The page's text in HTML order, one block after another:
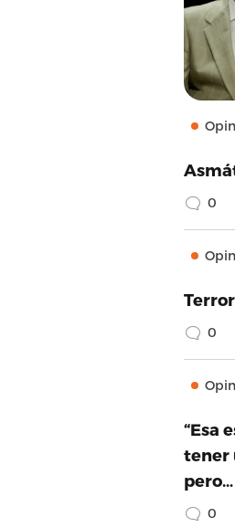
0
0
“Esa
tener
pero…
0